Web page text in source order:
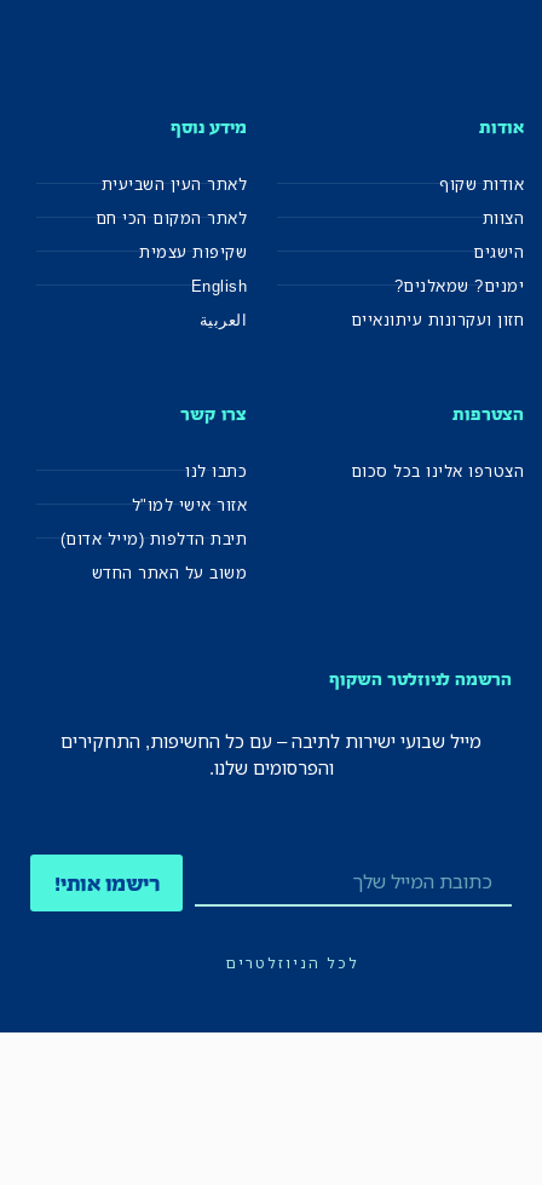
אודות
אודות שקוף
הצוות
הישגים
ימנים? שמאלנים?
חזון ועקרונות עיתונאיים
מידע נוסף
לאתר העין השביעית
לאתר המקום הכי חם
שקיפות עצמית
English
العربية
הצטרפות
הצטרפו אלינו בכל סכום
צרו קשר
כתבו לנו
אזור אישי למו"ל
תיבת הדלפות (מייל אדום)
משוב על האתר החדש
הרשמה לניוזלטר השקוף
מייל שבועי ישירות לתיבה – עם כל החשיפות, התחקירים
והפרסומים שלנו.
רישמו אותי!
לכל הניוזלטרים